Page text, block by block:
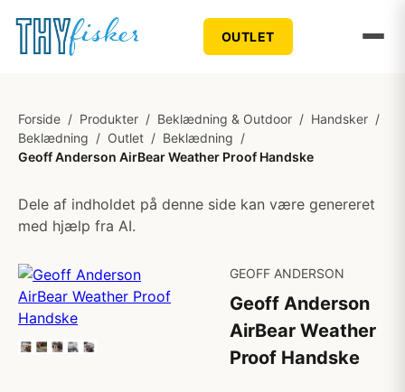
OUTLET
Forside / Produkter / Beklædning & Outdoor / Handsker /
Beklædning / Outlet / Beklædning /
Geoff Anderson AirBear Weather Proof Handske
Dele af indholdet på denne side kan være genereret
med hjælp fra AI.
GEOFF ANDERSON
Geoff Anderson
AirBear Weather
Proof Handske